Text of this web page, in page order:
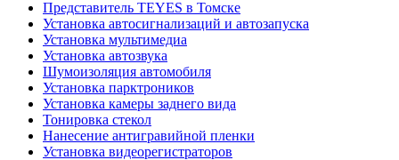
Представитель TEYES в Томске
Установка автосигнализаций и автозапуска
Установка мультимедиа
Установка автозвука
Шумоизоляция автомобиля
Установка парктроников
Установка камеры заднего вида
Тонировка стекол
Нанесение антигравийной пленки
Установка видеорегистраторов